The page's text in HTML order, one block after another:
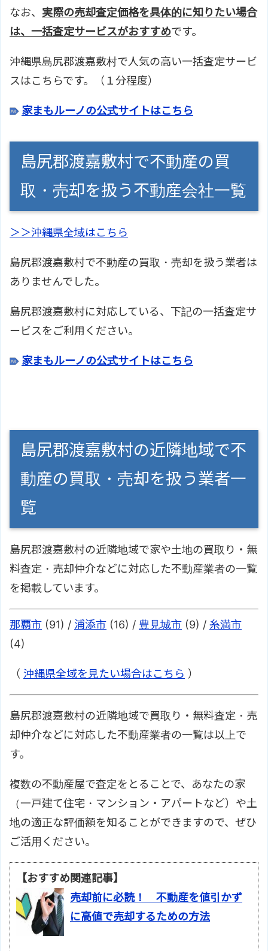
なお、 実際の売却査定価格を具体的に知りたい場合
は、一括査定サービスがおすすめです。
沖縄県島尻郡渡嘉敷村で人気の高い一括査定サービ
スはこちらです。（１分程度）
家まもルーノの公式サイトはこちら
島尻郡渡嘉敷村で不動産の買
取・売却を扱う不動産会社一覧
＞＞沖縄県全域はこちら
島尻郡渡嘉敷村で不動産の買取・売却を扱う業者は
ありませんでした。
島尻郡渡嘉敷村に対応している、下記の一括査定サ
ービスをご利用ください。
家まもルーノの公式サイトはこちら
島尻郡渡嘉敷村の近隣地域で不
動産の買取・売却を扱う業者一
覧
島尻郡渡嘉敷村の近隣地域で家や土地の買取り・無
料査定・売却仲介などに対応した不動産業者の一覧
を掲載しています。
那覇市 (91) / 浦添市 (16) / 豊見城市 (9) / 糸満市
(4)
（ 沖縄県全域を見たい場合はこちら ）
島尻郡渡嘉敷村の近隣地域で買取り・無料査定・売
却仲介などに対応した不動産業者の一覧は以上で
す。
複数の不動産屋で査定をとることで、あなたの家
（一戸建て住宅・マンション・アパートなど）や土
地の適正な評価額を知ることができますので、ぜひ
ご活用ください。
【おすすめ関連記事】
売却前に必読！ 不動産を値引かず
に高値で売却するための方法